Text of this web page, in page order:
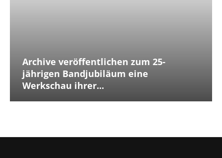
Archive veröffentlichen zum 25-
jährigen Bandjubiläum eine
Werkschau ihrer...